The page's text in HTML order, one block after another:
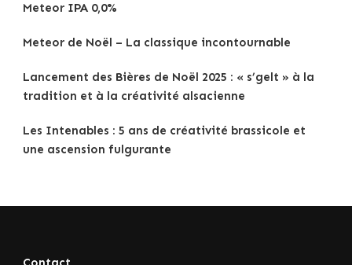
Meteor IPA 0,0%
Meteor de Noël – La classique incontournable
Lancement des Bières de Noël 2025 : « s’gelt » à la
tradition et à la créativité alsacienne
Les Intenables : 5 ans de créativité brassicole et
une ascension fulgurante